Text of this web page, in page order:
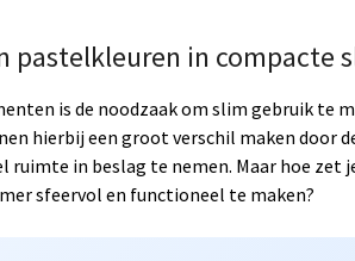
pastelkleuren in compacte
is de noodzaak om slim gebruik te
hierbij een groot verschil maken door
ruimte in beslag te nemen. Maar hoe
sfeervol en functioneel te maken?